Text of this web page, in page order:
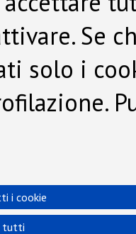
Se
solo i
i cookie
tutti